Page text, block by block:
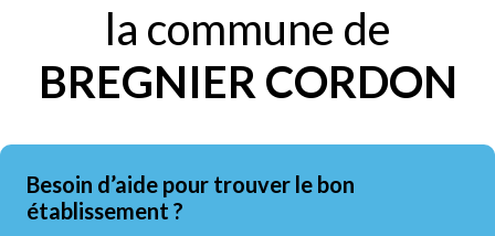
la commune de
BREGNIER CORDON
Besoin d’aide pour trouver le bon
établissement ?